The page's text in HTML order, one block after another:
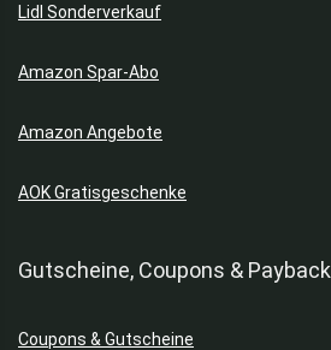
Lidl Sonderverkauf
Amazon Spar-Abo
Amazon Angebote
AOK Gratisgeschenke
Gutscheine, Coupons & Payback
Coupons & Gutscheine